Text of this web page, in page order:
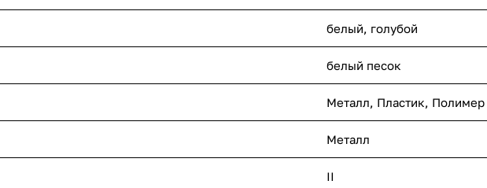
белый, голубой
белый песок
Металл, Пластик, Полимер
Металл
II